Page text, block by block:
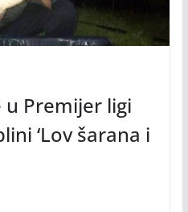
u Premijer ligi
‘Lov šarana i